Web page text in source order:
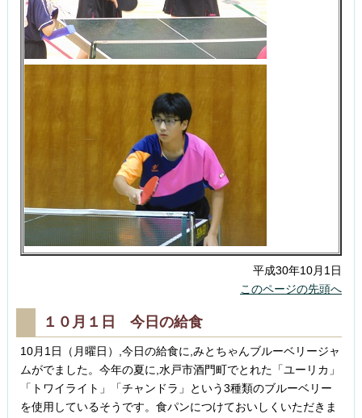
平成30年10月1日
このページの先頭へ
１０月１日 今日の給食
10月1日（月曜日）,今日の給食に,みとちゃんブルーベリージャ
ムがでました。今年の夏に,水戸市酒門町でとれた「ユーリカ」
「トワイライト」「チャンドラ」という3種類のブルーベリー
を使用しているそうです。食パンにつけておいしくいただきま